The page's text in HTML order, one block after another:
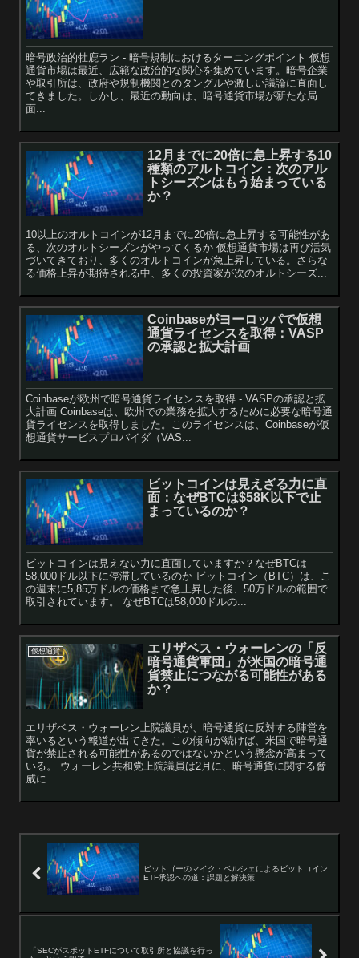
暗号政治的牡鹿ラン - 暗号規制におけるターニングポイント 仮想
通貨市場は最近、広範な政治的な関心を集めています。暗号企業
や取引所は、政府や規制機関とのタングルや激しい議論に直面し
てきました。しかし、最近の動向は、暗号通貨市場が新たな局
面...
12月までに20倍に急上昇する10
種類のアルトコイン：次のアル
トシーズンはもう始まっている
か？
10以上のオルトコインが12月までに20倍に急上昇する可能性があ
る、次のオルトシーズンがやってくるか 仮想通貨市場は再び活気
づいてきており、多くのオルトコインが急上昇している。さらな
る価格上昇が期待される中、多くの投資家が次のオルトシーズ...
Coinbaseがヨーロッパで仮想
通貨ライセンスを取得：VASP
の承認と拡大計画
Coinbaseが欧州で暗号通貨ライセンスを取得 - VASPの承認と拡
大計画 Coinbaseは、欧州での業務を拡大するために必要な暗号通
貨ライセンスを取得しました。このライセンスは、Coinbaseが仮
想通貨サービスプロバイダ（VAS...
ビットコインは見えざる力に直
面：なぜBTCは$58K以下で止
まっているのか？
ビットコインは見えない力に直面していますか？なぜBTCは
58,000ドル以下に停滞しているのか ビットコイン（BTC）は、こ
の週末に5,85万ドルの価格まで急上昇した後、50万ドルの範囲で
取引されています。 なぜBTCは58,000ドルの...
仮想通貨
エリザベス・ウォーレンの「反
暗号通貨軍団」が米国の暗号通
貨禁止につながる可能性がある
か？
エリザベス・ウォーレン上院議員が、暗号通貨に反対する陣営を
率いるという報道が出てきた。この傾向が続けば、米国で暗号通
貨が禁止される可能性があるのではないかという懸念が高まって
いる。 ウォーレン共和党上院議員は2月に、暗号通貨に関する脅
威に...
ビットゴーのマイク・ベルシェによるビットコイン
ETF承認への道：課題と解決策
「SECがスポットETFについて取引所と協議を行っ